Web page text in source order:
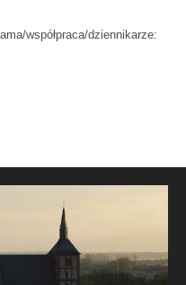
współpraca/dziennikarze: